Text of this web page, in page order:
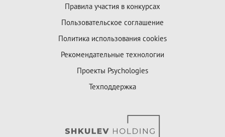
Правила участия в конкурсах
Пользовательское соглашение
Политика использования cookies
Рекомендательные технологии
Проекты Psychologies
Техподдержка